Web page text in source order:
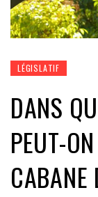
LÉGISLATIF
DANS
PEUT-
CABANE